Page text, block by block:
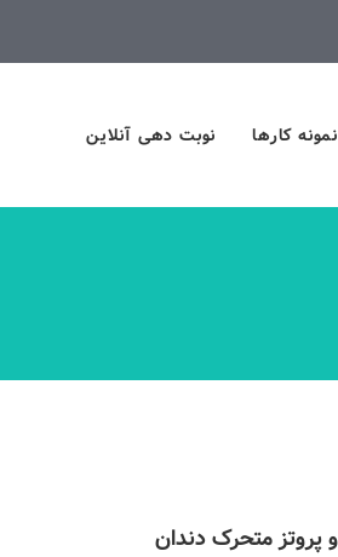
نمونه کارها نوبت دهی آنلاین
متحرک دندان